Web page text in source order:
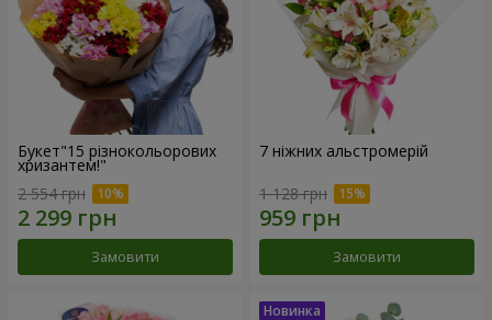
Букет"15 різнокольорових
хризантем!"
2 554 грн
Замовити
7 ніжних альстромерій
1 128 грн
Замовити